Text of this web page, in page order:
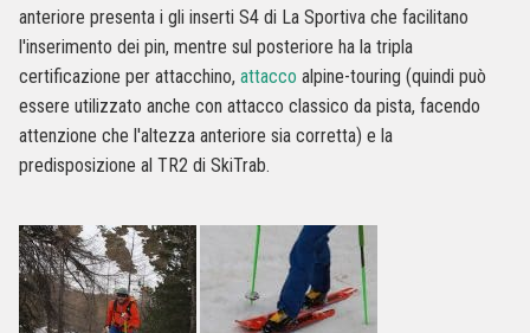
anteriore presenta i gli inserti S4 di La Sportiva che facilitano
l'inserimento dei pin, mentre sul posteriore ha la tripla
certificazione per attacchino, attacco alpine-touring (quindi può
essere utilizzato anche con attacco classico da pista, facendo
attenzione che l'altezza anteriore sia corretta) e la
predisposizione al TR2 di SkiTrab.